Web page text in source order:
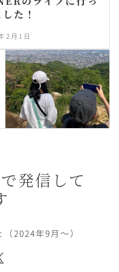
た！
2月1日
発信して
2024年9月〜）